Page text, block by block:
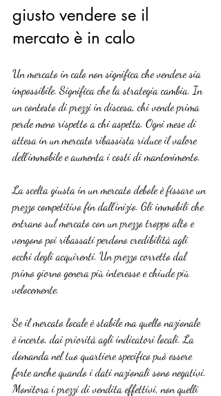
giusto vendere se il
mercato è in calo
Un mercato in calo non significa che vendere sia
impossibile. Significa che la strategia cambia. In
un contesto di prezzi in discesa, chi vende prima
perde meno rispetto a chi aspetta. Ogni mese di
attesa in un mercato ribassista riduce il valore
dell’immobile e aumenta i costi di mantenimento.
La scelta giusta in un mercato debole è fissare un
prezzo competitivo fin dall’inizio. Gli immobili che
entrano sul mercato con un prezzo troppo alto e
vengono poi ribassati perdono credibilità agli
occhi degli acquirenti. Un prezzo corretto dal
primo giorno genera più interesse e chiude più
velocemente.
Se il mercato locale è stabile ma quello nazionale
è incerto, dai priorità agli indicatori locali. La
domanda nel tuo quartiere specifico può essere
forte anche quando i dati nazionali sono negativi.
Monitora i prezzi di vendita effettivi, non quelli